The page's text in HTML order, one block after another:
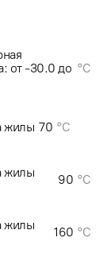
от -30.0 до °C
жилы 70 °C
жилы
90 °C
жилы
160 °C